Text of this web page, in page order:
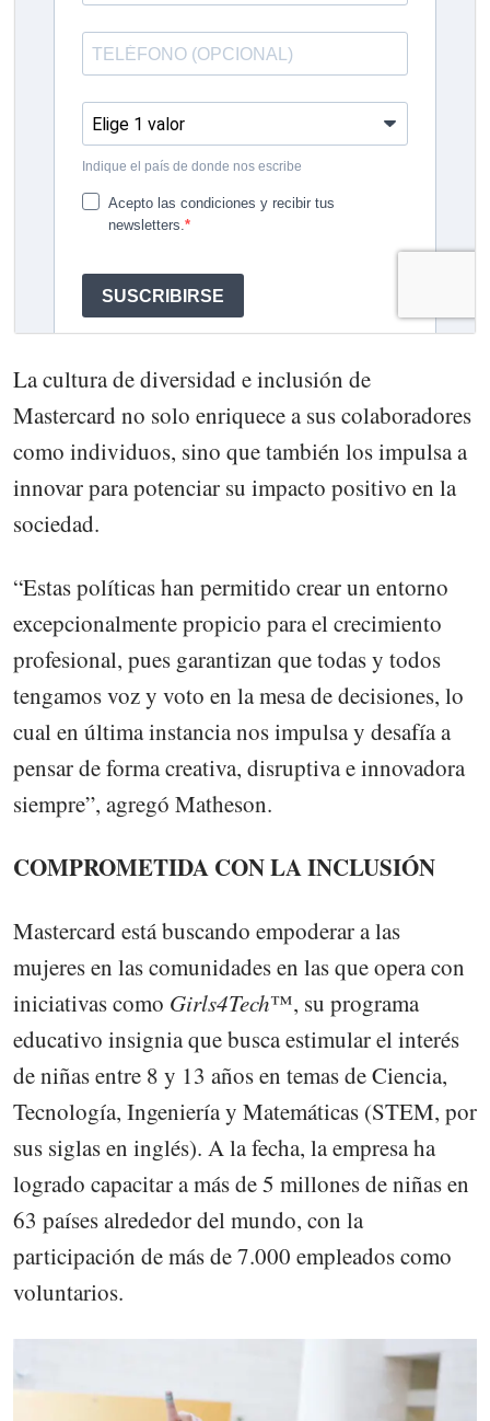
La cultura de diversidad e inclusión de
Mastercard no solo enriquece a sus colaboradores
como individuos, sino que también los impulsa a
innovar para potenciar su impacto positivo en la
sociedad.
“Estas políticas han permitido crear un entorno
excepcionalmente propicio para el crecimiento
profesional, pues garantizan que todas y todos
tengamos voz y voto en la mesa de decisiones, lo
cual en última instancia nos impulsa y desafía a
pensar de forma creativa, disruptiva e innovadora
siempre”, agregó Matheson.
COMPROMETIDA CON LA INCLUSIÓN
Mastercard está buscando empoderar a las
mujeres en las comunidades en las que opera con
iniciativas como Girls4Tech™, su programa
educativo insignia que busca estimular el interés
de niñas entre 8 y 13 años en temas de Ciencia,
Tecnología, Ingeniería y Matemáticas (STEM, por
sus siglas en inglés). A la fecha, la empresa ha
logrado capacitar a más de 5 millones de niñas en
63 países alrededor del mundo, con la
participación de más de 7.000 empleados como
voluntarios.